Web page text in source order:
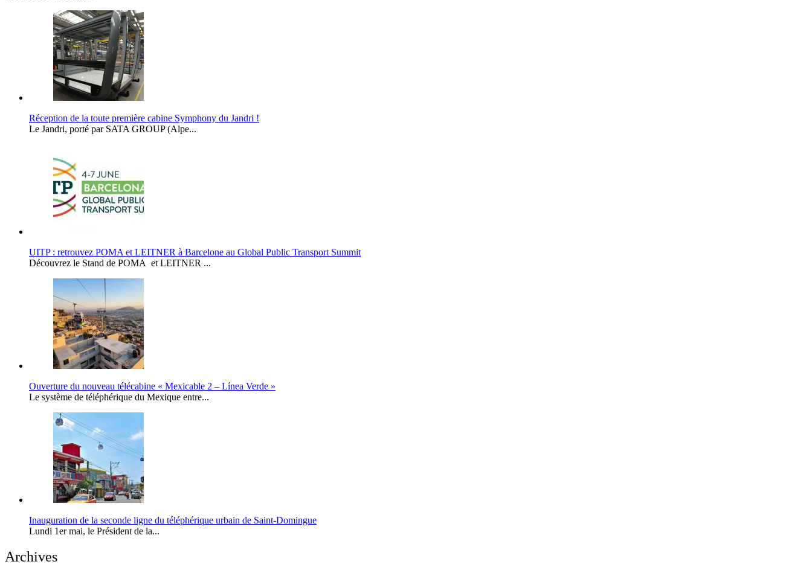
Réception de la toute première cabine Symphony du Jandri !
Le Jandri, porté par SATA GROUP (Alpe...
UITP : retrouvez POMA et LEITNER à Barcelone au Global Public Transport Summit
Découvrez le Stand de POMA et LEITNER ...
Ouverture du nouveau télécabine « Mexicable 2 – Línea Verde »
Le système de téléphérique du Mexique entre...
Inauguration de la seconde ligne du téléphérique urbain de Saint-Domingue
Lundi 1er mai, le Président de la...
Archives